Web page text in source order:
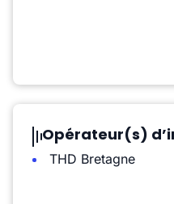
Opérateur(s)
THD Bretagne